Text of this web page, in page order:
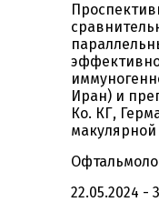
Иран) и
Ко. КГ,
22.05.2024 -